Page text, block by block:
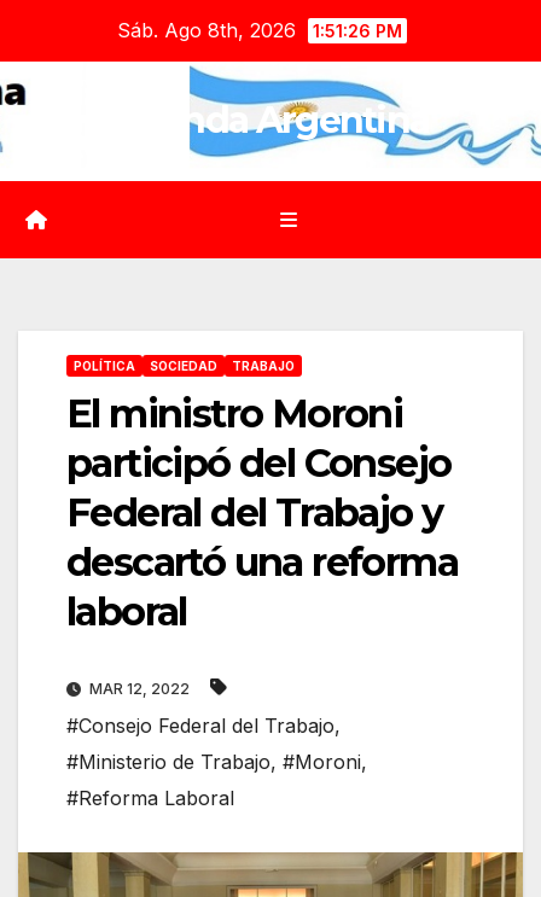
contenido
Sáb. Ago 8th, 2026 1:51:27 PM
Agenda Argentina
POLÍTICA SOCIEDAD TRABAJO
El ministro Moroni
participó del Consejo
Federal del Trabajo y
descartó una reforma
laboral
MAR 12, 2022
#Consejo Federal del Trabajo,
#Ministerio de Trabajo, #Moroni,
#Reforma Laboral